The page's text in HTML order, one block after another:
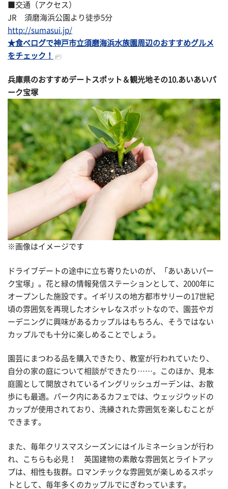
■交通（アクセス）
JR 須磨海浜公園より徒歩5分
http://sumasui.jp/
★食べログで神戸市立須磨海浜水族園周辺のおすすめグルメ
をチェック！
兵庫県のおすすめデートスポット＆観光地その10.あいあいパ
ーク宝塚
※画像はイメージです
ドライブデートの途中に立ち寄りたいのが、「あいあいパー
ク宝塚」。花と緑の情報発信ステーションとして、2000年に
オープンした施設です。イギリスの地方都市サリーの17世紀
頃の雰囲気を再現したオシャレなスポットなので、園芸やガ
ーデニングに興味があるカップルはもちろん、そうではない
カップルでも十分に楽しめることでしょう。
園芸にまつわる品を購入できたり、教室が行われていたり、
自分の家の庭について相談ができたり……。このほか、見本
庭園として開放されているイングリッシュガーデンは、お散
歩にも最適。パーク内にあるカフェでは、ウェッジウッドの
カップが使用されており、洗練された雰囲気を楽しむことが
できます。
また、毎年クリスマスシーズンにはイルミネーションが行わ
れ、こちらも必見！ 英国建物の素敵な雰囲気とライトアッ
プは、相性も抜群。ロマンチックな雰囲気が楽しめるスポッ
トとして、毎年多くのカップルでにぎわっています。